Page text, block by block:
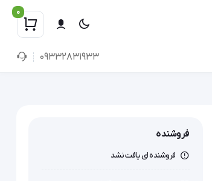
0
09332831933
فروشنده
فروشنده ای یافت نشد